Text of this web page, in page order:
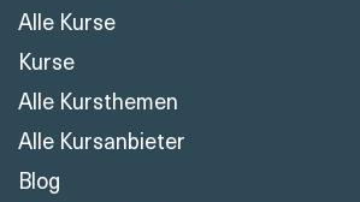
Alle Kurse
Kurse
Alle Kursthemen
Alle Kursanbieter
Blog